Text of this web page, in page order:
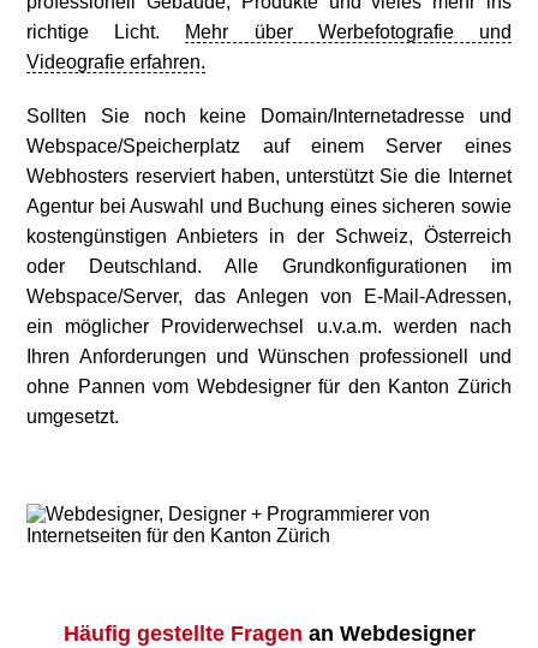
richtige Licht. Mehr über Werbefotografie und
Videografie erfahren.
Sollten Sie noch keine Domain/Internetadresse und
Webspace/Speicherplatz auf einem Server eines
Webhosters reserviert haben, unterstützt Sie die Internet
Agentur bei Auswahl und Buchung eines sicheren sowie
kostengünstigen Anbieters in der Schweiz, Österreich
oder Deutschland. Alle Grundkonfigurationen im
Webspace/Server, das Anlegen von E-Mail-Adressen,
ein möglicher Providerwechsel u.v.a.m. werden nach
Ihren Anforderungen und Wünschen professionell und
ohne Pannen vom Webdesigner für den Kanton Zürich
umgesetzt.
Häufig gestellte Fragen an Webdesigner